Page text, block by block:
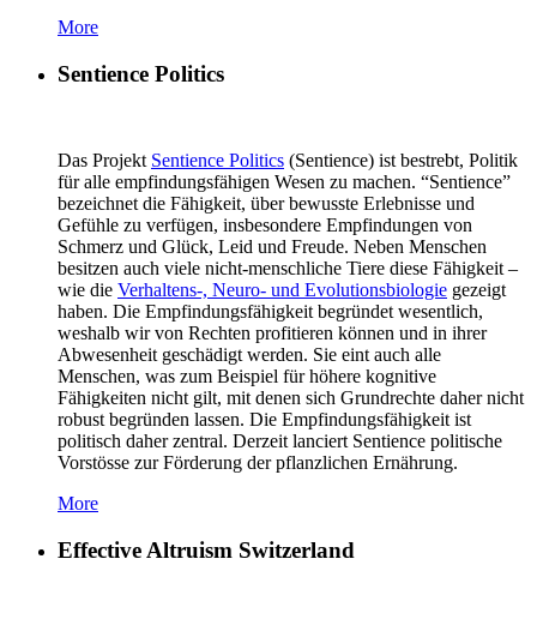
More
Sentience Politics
Das Projekt Sentience Politics (Sentience) ist bestrebt, Politik
für alle empfindungsfähigen Wesen zu machen. “Sentience”
bezeichnet die Fähigkeit, über bewusste Erlebnisse und
Gefühle zu verfügen, insbesondere Empfindungen von
Schmerz und Glück, Leid und Freude. Neben Menschen
besitzen auch viele nicht-menschliche Tiere diese Fähigkeit –
wie die Verhaltens-, Neuro- und Evolutionsbiologie gezeigt
haben. Die Empfindungsfähigkeit begründet wesentlich,
weshalb wir von Rechten profitieren können und in ihrer
Abwesenheit geschädigt werden. Sie eint auch alle
Menschen, was zum Beispiel für höhere kognitive
Fähigkeiten nicht gilt, mit denen sich Grundrechte daher nicht
robust begründen lassen. Die Empfindungsfähigkeit ist
politisch daher zentral. Derzeit lanciert Sentience politische
Vorstösse zur Förderung der pflanzlichen Ernährung.
More
Effective Altruism Switzerland